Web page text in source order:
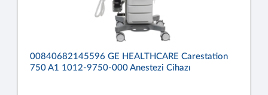
00840682145596 GE HEALTHCARE Carestation
750 A1 1012-9750-000 Anestezi Cihazı